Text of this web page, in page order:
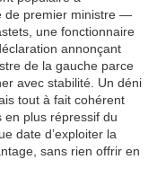
de premier ministre —
une fonctionnaire
annonçant
de la gauche parce
avec stabilité. Un déni
tout à fait cohérent
plus répressif du
date d’exploiter la
sans rien offrir en